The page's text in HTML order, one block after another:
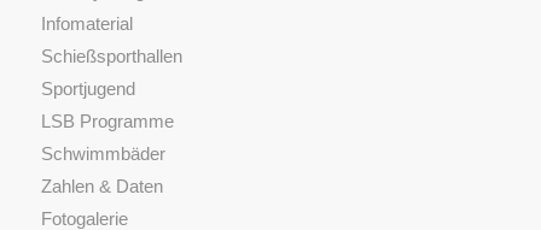
Infomaterial
Schießsporthallen
Sportjugend
LSB Programme
Schwimmbäder
Zahlen & Daten
Fotogalerie